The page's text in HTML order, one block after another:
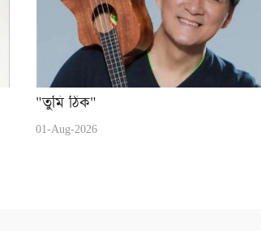
"তুমি ঠিক"
01-Aug-2026